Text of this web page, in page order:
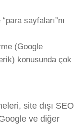
sayfaları”nı
(Google
konusunda çok
site dışı SEO
ve diğer